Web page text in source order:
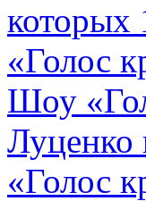
«Голос
Шоу
Луценко
«Голос